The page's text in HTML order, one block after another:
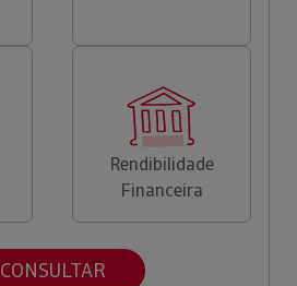
Rendibilidade
Financeira
CONSULTAR